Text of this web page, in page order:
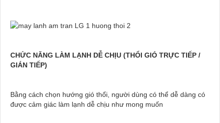
CHỨC NĂNG LÀM LẠNH DỄ CHỊU (THỔI GIÓ TRỰC TIẾP /
GIÁN TIẾP)
Bằng cách chọn hướng gió thổi, người dùng có thể dễ dàng có
được cảm giác làm lạnh dễ chịu như mong muốn